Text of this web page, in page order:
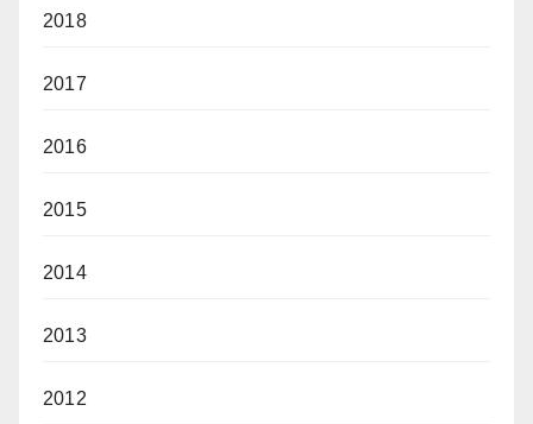
2018
2017
2016
2015
2014
2013
2012